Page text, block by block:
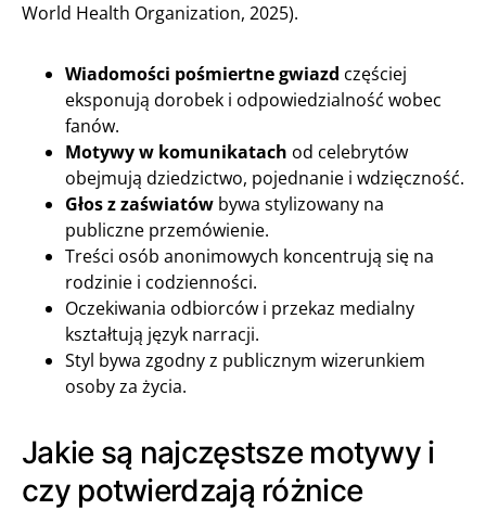
World Health Organization, 2025).
Wiadomości pośmiertne gwiazd częściej
eksponują dorobek i odpowiedzialność wobec
fanów.
Motywy w komunikatach od celebrytów
obejmują dziedzictwo, pojednanie i wdzięczność.
Głos z zaświatów bywa stylizowany na
publiczne przemówienie.
Treści osób anonimowych koncentrują się na
rodzinie i codzienności.
Oczekiwania odbiorców i przekaz medialny
kształtują język narracji.
Styl bywa zgodny z publicznym wizerunkiem
osoby za życia.
Jakie są najczęstsze motywy i
czy potwierdzają różnice